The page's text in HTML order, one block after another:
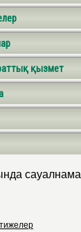
қызмет
сауалнама